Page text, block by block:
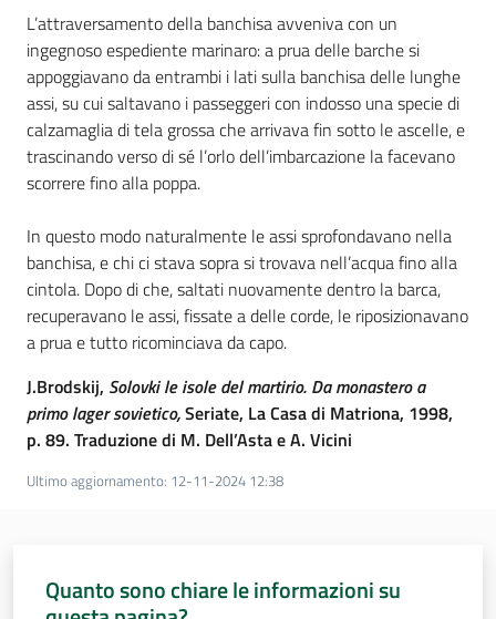
Per i cittadini
L’attraversamento della banchisa avveniva con un
ingegnoso espediente marinaro: a prua delle barche si
appoggiavano da entrambi i lati sulla banchisa delle lunghe
assi, su cui saltavano i passeggeri con indosso una specie di
calzamaglia di tela grossa che arrivava fin sotto le ascelle, e
trascinando verso di sé l’orlo dell’imbarcazione la facevano
scorrere fino alla poppa.
In questo modo naturalmente le assi sprofondavano nella
banchisa, e chi ci stava sopra si trovava nell’acqua fino alla
cintola. Dopo di che, saltati nuovamente dentro la barca,
recuperavano le assi, fissate a delle corde, le riposizionavano
a prua e tutto ricominciava da capo.
J.Brodskij, Solovki le isole del martirio. Da monastero a
primo lager sovietico,Seriate, La Casa di Matriona, 1998,
p. 89. Traduzione di M. Dell’Asta e A. Vicini
Ultimo aggiornamento: 12-11-2024 12:38
Quanto sono chiare le informazioni su